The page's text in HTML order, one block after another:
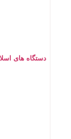
دستگاه های